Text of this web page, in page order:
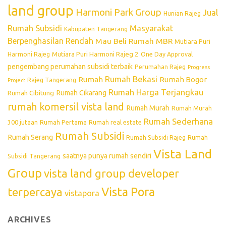
land group Harmoni Park Group Hunian Rajeg Jual
Rumah Subsidi Kabupaten Tangerang Masyarakat
Berpenghasilan Rendah Mau Beli Rumah MBR Mutiara Puri
Harmoni Rajeg Mutiara Puri Harmoni Rajeg 2 One Day Approval
pengembang perumahan subsidi terbaik Perumahan Rajeg Progress
Project Rajeg Tangerang Rumah Rumah Bekasi Rumah Bogor
Rumah Cibitung Rumah Cikarang Rumah Harga Terjangkau
rumah komersil vista land Rumah Murah Rumah Murah
300 jutaan Rumah Pertama Rumah real estate Rumah Sederhana
Rumah Serang Rumah Subsidi Rumah Subsidi Rajeg Rumah
Subsidi Tangerang saatnya punya rumah sendiri Vista Land
Group vista land group developer
terpercaya vistapora Vista Pora
ARCHIVES